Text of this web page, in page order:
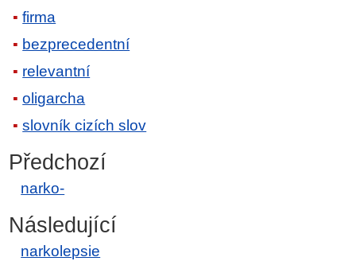
firma
bezprecedentní
relevantní
oligarcha
slovník cizích slov
Předchozí
narko-
Následující
narkolepsie